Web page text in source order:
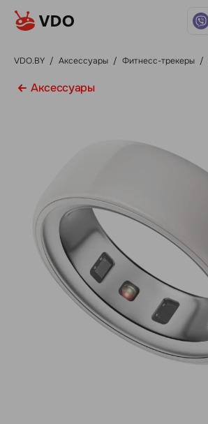
VDO.BY / Аксессуары / Фитнесс-трекеры /
Аксессуары